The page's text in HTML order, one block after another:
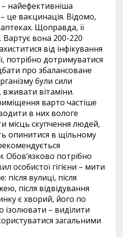
найефективніша
це вакцинація. Відомо,
Щоправда, її
Вартує вона 200-220
від інфікування
потрібно дотримуватися
про збалансоване
були сили
вживати вітаміни.
варто частіше
в них вологе
місць скупчення людей,
опинитися в щільному
Обов’язково потрібно
особистої гігієни – мити
після вулиці, після
після відвідування
є хворий, його по
ізолювати – виділити
загальними